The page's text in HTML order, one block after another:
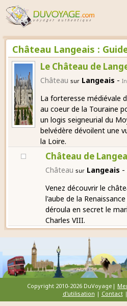
Château Langeais :
Le Château de
Château sur Langeais -
La forteresse médiévale
au coeur de la Touraine
un logis seigneurial du
belvédère dévoilent une
la Loire.
Château de
Château sur Langeais -
Venez découvrir le
l'aube de la
déroula en secret le
Charles VIII.
Copyright 2010-2026 DuVoyage|
d'utilisation | Contact|